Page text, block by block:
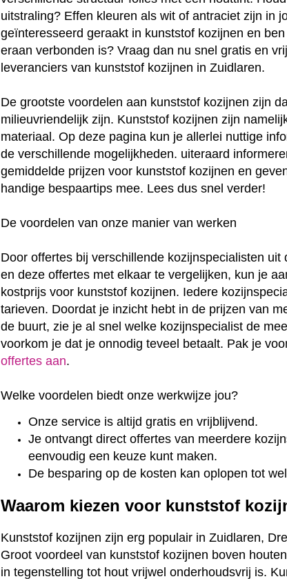
uitstraling? Effen kleuren als wit of antraciet zijn in
geïnteresseerd geraakt in kunststof kozijnen en
eraan verbonden is? Vraag dan nu snel gratis en
leveranciers van kunststof kozijnen in Zuidlaren.
De grootste voordelen aan kunststof kozijnen zijn
milieuvriendelijk zijn. Kunststof kozijnen zijn
materiaal. Op deze pagina kun je allerlei nuttige
de verschillende mogelijkheden. uiteraard
gemiddelde prijzen voor kunststof kozijnen en
handige bespaartips mee. Lees dus snel verder!
De voordelen van onze manier van werken
Door offertes bij verschillende kozijnspecialisten
en deze offertes met elkaar te vergelijken, kun je
kostprijs voor kunststof kozijnen. Iedere
tarieven. Doordat je inzicht hebt in de prijzen van
de buurt, zie je al snel welke kozijnspecialist de
voorkom je dat je onnodig teveel betaalt. Pak je
offertes aan.
Welke voordelen biedt onze werkwijze jou?
Onze service is altijd gratis en vrijblijvend.
Je ontvangt direct offertes van meerdere
eenvoudig een keuze kunt maken.
De besparing op de kosten kan oplopen tot
Waarom kiezen voor kunststof
Kunststof kozijnen zijn erg populair in Zuidlaren,
Groot voordeel van kunststof kozijnen boven
in tegenstelling tot hout vrijwel onderhoudsvrij is.